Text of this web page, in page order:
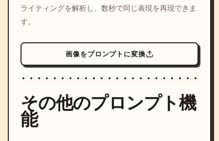
ライティングを解析し、数秒で同じ表現を再現できま
す。
画像をプロンプトに変換
その他のプロンプト機
能